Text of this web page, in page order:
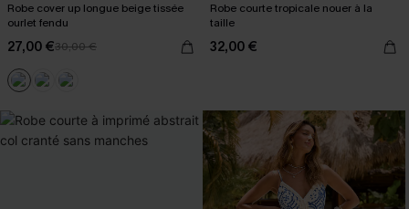
Robe cover up longue beige tissée
ourlet fendu
27,00 €30,00 €
Robe courte tropicale nouer à la
taille
32,00 €